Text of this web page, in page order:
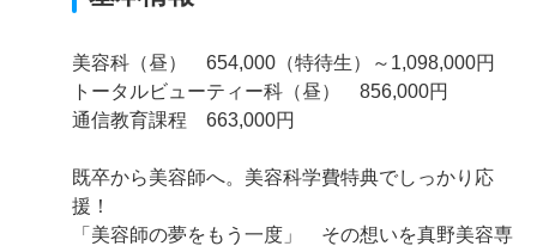
美容科（昼） 654,000（特待生）～1,098,000円
トータルビューティー科（昼） 856,000円
通信教育課程 663,000円
既卒から美容師へ。美容科学費特典でしっかり応
援！
「美容師の夢をもう一度」 その想いを真野美容専